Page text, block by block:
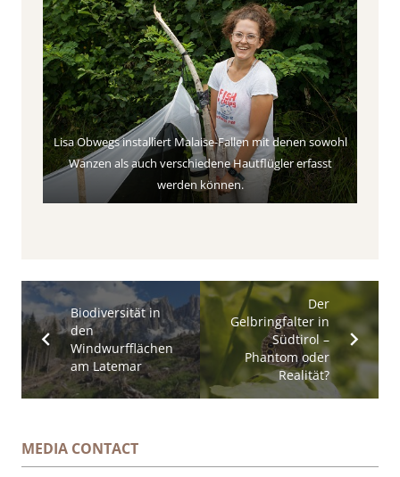
Baumwanze.
Lisa Obwegs installiert Malaise-Fallen mit denen sowohl
Wanzen als auch verschiedene Hautflügler erfasst
werden können.
Biodiversität in
den
Windwurfflächen
am Latemar
Der
Gelbringfalter in
Südtirol –
Phantom oder
Realität?
MEDIA CONTACT